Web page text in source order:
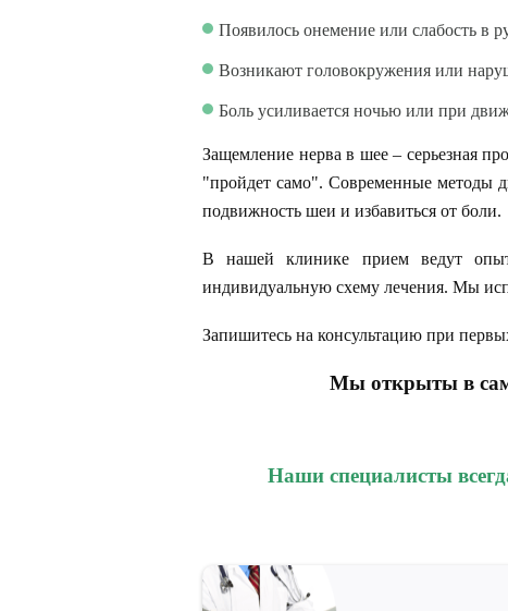
Появилось онемение или слабость в
Возникают головокружения или
Боль усиливается ночью или при
Защемление нерва в шее – серьезная
"пройдет само". Современные методы
подвижность шеи и избавиться от боли.
В нашей клинике прием ведут
индивидуальную схему лечения. Мы
Запишитесь на консультацию при
Мы открыты в
Наши специалисты